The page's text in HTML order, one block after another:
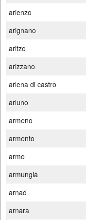
arienzo
arignano
aritzo
arizzano
arlena di castro
arluno
armeno
armento
armo
armungia
arnad
arnara